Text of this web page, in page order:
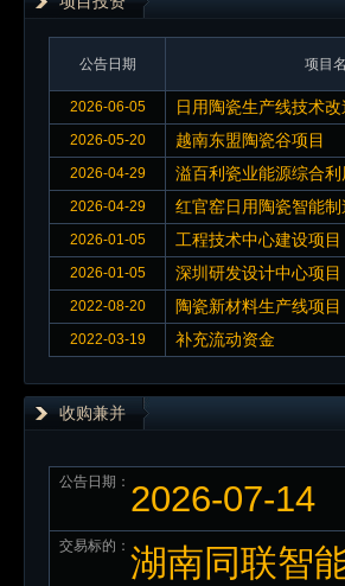
公告日期 项目
2026-06-05 日用陶瓷生产线技术改
2026-05-20 越南东盟陶瓷谷项目
2026-04-29 溢百利瓷业能源综合
2026-04-29 红官窑日用陶瓷智能
2026-01-05 工程技术中心建设项目
2026-01-05 深圳研发设计中心项目
2022-08-20 陶瓷新材料生产线项目
2022-03-19 补充流动资金
收购兼并
公告日期： 2026-07-14
交易标的： 湖南同联智